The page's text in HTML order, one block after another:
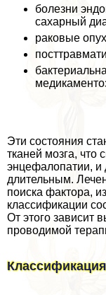
болезни
сахарный
paковые
Эти состояния
тканей мозга, что
энцефалопатии, и
длительным.
поиска фактора,
классификации
От этого зависит
проводимой
Классификация